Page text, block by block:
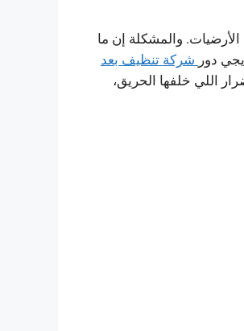
والمشكلة إن ما
دور شركة تنظيف بعد
اللي خلفها الحريق،